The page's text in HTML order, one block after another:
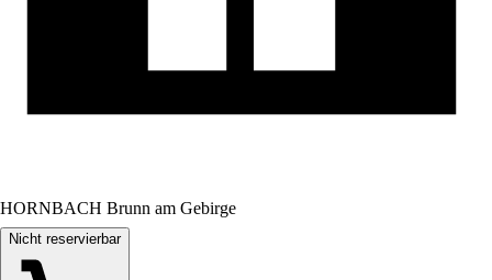
HORNBACH Brunn am Gebirge
Nicht reservierbar